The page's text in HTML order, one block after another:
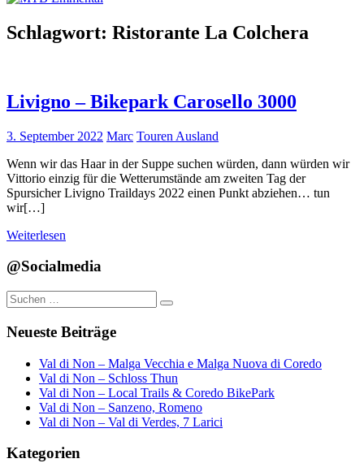
Schlagwort: Ristorante La Colchera
Livigno – Bikepark Carosello 3000
3. September 2022 Marc Touren Ausland
Wenn wir das Haar in der Suppe suchen würden, dann würden wir
Vittorio einzig für die Wetterumstände am zweiten Tag der
Spursicher Livigno Traildays 2022 einen Punkt abziehen… tun
wir[…]
Weiterlesen
@Socialmedia
Suchen
nach:
Suchen
Neueste Beiträge
Val di Non – Malga Vecchia e Malga Nuova di Coredo
Val di Non – Schloss Thun
Val di Non – Local Trails & Coredo BikePark
Val di Non – Sanzeno, Romeno
Val di Non – Val di Verdes, 7 Larici
Kategorien